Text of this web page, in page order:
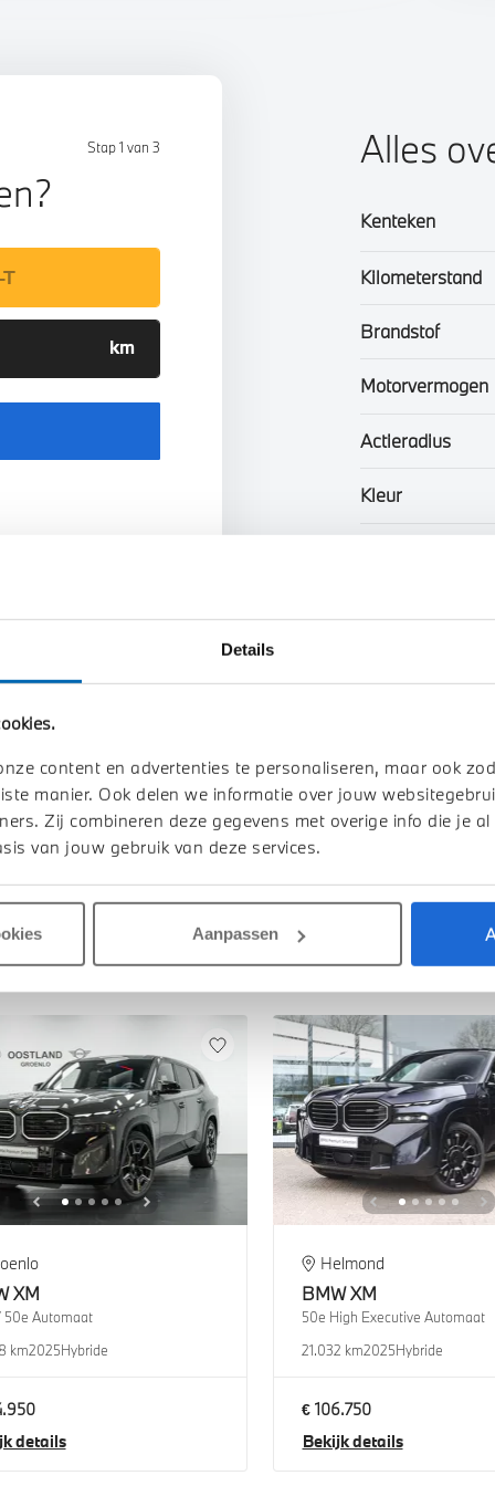
Details
content en advertenties te personaliseren, maar ook
manier. Ook delen we informatie over jouw
Zij combineren deze gegevens met overige info die je
van jouw gebruik van deze services.
Aanpassen
Stap 1 van 3 Alles
Kenteken
Kilometerstand
Brandstof
Motorvermogen
Actieradius
Kleur
XM
50e Automaat
km2025Hybride
details
Helmond
BMW XM
50e High Executive Automaat
21.032 km2025Hybride
€ 106.750
Bekijk details